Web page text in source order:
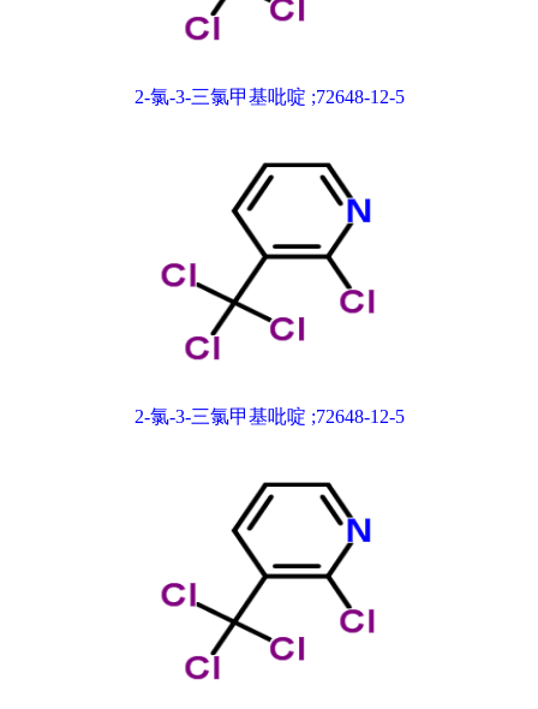
2-氯-3-三氯甲基吡啶 ;72648-12-5
2-氯-3-三氯甲基吡啶 ;72648-12-5